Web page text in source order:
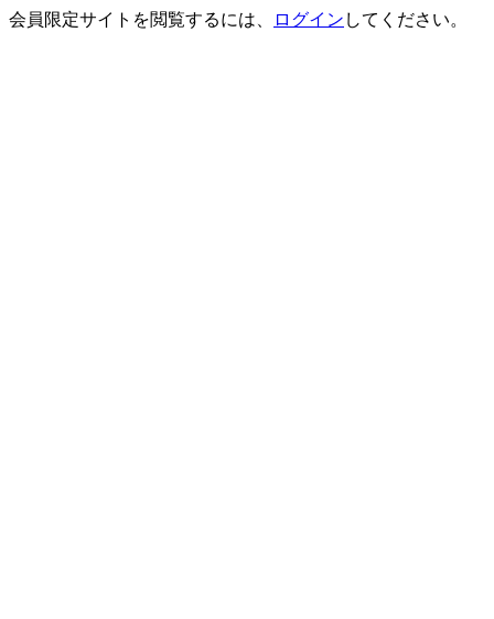
会員限定サイトを閲覧するには、 ログイン してください。